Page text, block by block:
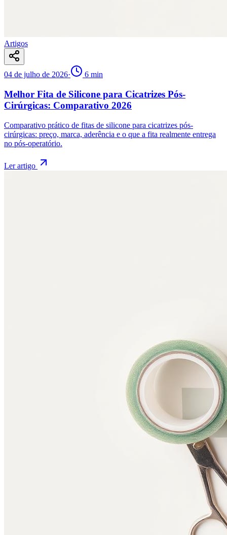
Artigos
04 de julho de 2026· 6 min
Melhor Fita de Silicone para Cicatrizes Pós-
Cirúrgicas: Comparativo 2026
Comparativo prático de fitas de silicone para cicatrizes pós-
cirúrgicas: preço, marca, aderência e o que a fita realmente entrega
no pós-operatório.
Ler artigo